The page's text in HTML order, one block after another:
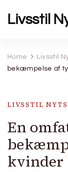
Livsstil
Home Livsstil
bekæmpelse af
LIVSSTIL
En
kvinder